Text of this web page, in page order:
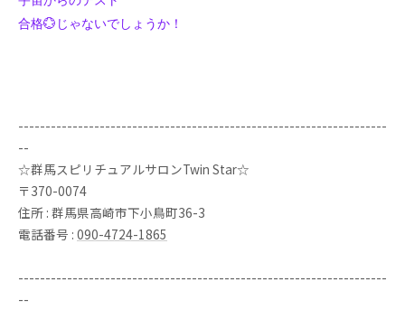
合格💮じゃないでしょうか！
--------------------------------------------------------------------
--
☆群馬スピリチュアルサロンTwin Star☆
〒370-0074
住所 : 群馬県高崎市下小鳥町36-3
電話番号 : 090-4724-1865
--------------------------------------------------------------------
--